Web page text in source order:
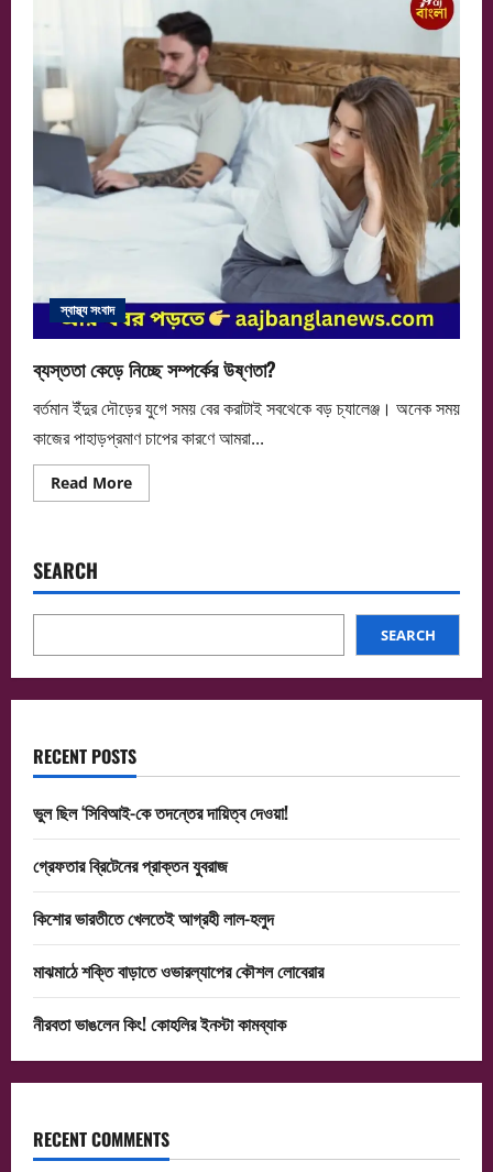
উত্তর
স্বাস্থ্য সংবাদ
ব্যস্ততা কেড়ে নিচ্ছে সম্পর্কের উষ্ণতা?
বর্তমান ইঁদুর দৌড়ের যুগে সময় বের করাটাই সবথেকে বড় চ্যালেঞ্জ। অনেক সময়
কাজের পাহাড়প্রমাণ চাপের কারণে আমরা...
Read MoreRead
more
উষ্ণতা?
SEARCH
SEARCH
RECENT POSTS
ভুল ছিল ‘সিবিআই-কে তদন্তের দায়িত্ব দেওয়া!
গ্রেফতার ব্রিটেনের প্রাক্তন যুবরাজ
কিশোর ভারতীতে খেলতেই আগ্রহী লাল-হলুদ
মাঝমাঠে শক্তি বাড়াতে ওভারল্যাপের কৌশল লোবেরার
নীরবতা ভাঙলেন কিং! কোহলির ইনস্টা কামব্যাক
RECENT COMMENTS